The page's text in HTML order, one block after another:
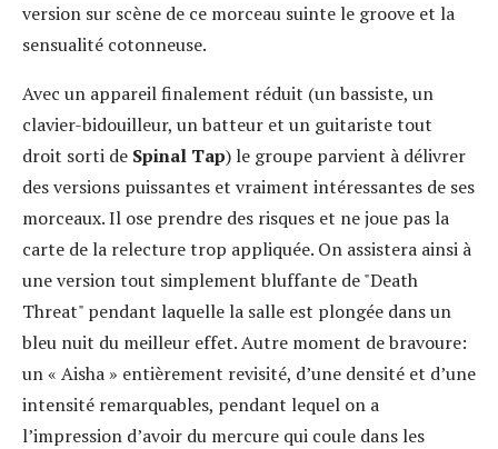
version sur scène de ce morceau suinte le groove et la
sensualité cotonneuse.
Avec un appareil finalement réduit (un bassiste, un
clavier-bidouilleur, un batteur et un guitariste tout
droit sorti de Spinal Tap) le groupe parvient à délivrer
des versions puissantes et vraiment intéressantes de ses
morceaux. Il ose prendre des risques et ne joue pas la
carte de la relecture trop appliquée. On assistera ainsi à
une version tout simplement bluffante de "Death
Threat" pendant laquelle la salle est plongée dans un
bleu nuit du meilleur effet. Autre moment de bravoure:
un « Aisha » entièrement revisité, d’une densité et d’une
intensité remarquables, pendant lequel on a
l’impression d’avoir du mercure qui coule dans les